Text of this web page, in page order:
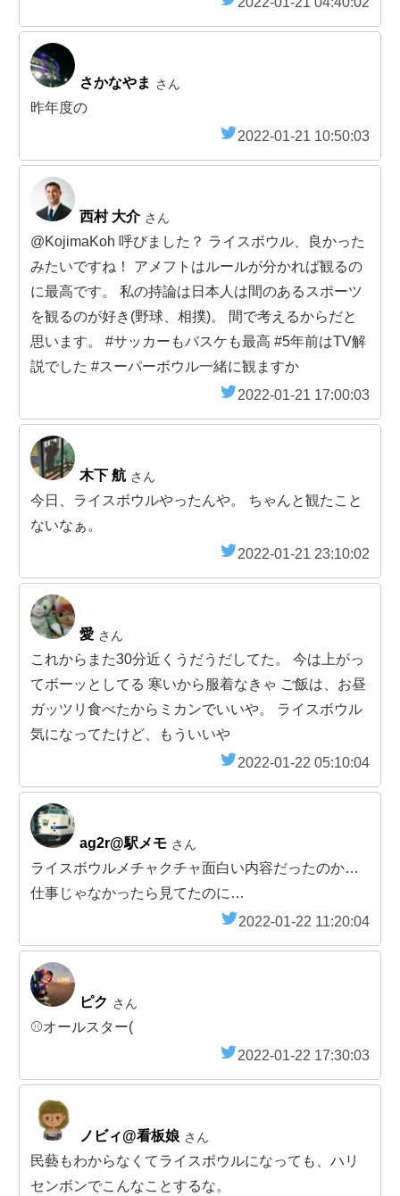
さかなやま さん
昨年度の
2022-01-21 10:50:03
西村 大介 さん
@KojimaKoh 呼びました？ ライスボウル、良かった
みたいですね！ アメフトはルールが分かれば観るの
に最高です。 私の持論は日本人は間のあるスポーツ
を観るのが好き(野球、相撲)。 間で考えるからだと
思います。 #サッカーもバスケも最高 #5年前はTV解
説でした #スーパーボウル一緒に観ますか
2022-01-21 17:00:03
木下 航 さん
今日、ライスボウルやったんや。 ちゃんと観たこと
ないなぁ。
2022-01-21 23:10:02
愛 さん
これからまた30分近くうだうだしてた。 今は上がっ
てボーッとしてる 寒いから服着なきゃ ご飯は、お昼
ガッツリ食べたからミカンでいいや。 ライスボウル
気になってたけど、もういいや
2022-01-22 05:10:04
ag2r@駅メモ さん
ライスボウルメチャクチャ面白い内容だったのか…
仕事じゃなかったら見てたのに…
2022-01-22 11:20:04
ピク さん
⚾オールスター(
2022-01-22 17:30:03
ノビィ@看板娘 さん
民藝もわからなくてライスボウルになっても、ハリ
センボンでこんなことするな。